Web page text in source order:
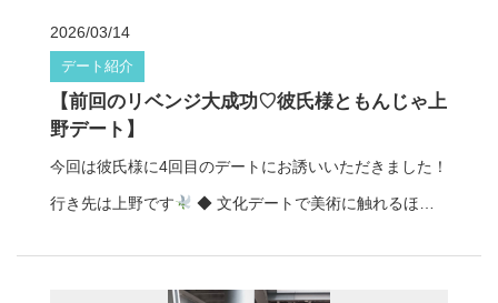
してみませんか？
マッチングの相談はこちら♡
心も体もほっと落ち着く幸せ時間に…
ぴったりな素敵なお店でした♡ 彼氏様、デートしていた
だきありがとうございました 聞き上手な落ち着いたお
姉さんタイプの結城みのりは、 つい何でも話したくなる
安心感が魅力◎ 焼肉デートからカフェでのんびりまで、
大人っぽい渋谷デートにもぴったりな彼女です♩ デート
彼女 結城みのり プロフィール：https://www.koikano-t
okyo.jp/profile/yuuki-minori/ レンタル彼女コイカノで、
2026/03/14
デート紹介
【前回のリベンジ大成功♡彼氏様ともんじゃ上
野デート】
今回は彼氏様に4回目のデートにお誘いいただきました！
行き先は上野です ◆ 文化デートで美術に触れるほっ